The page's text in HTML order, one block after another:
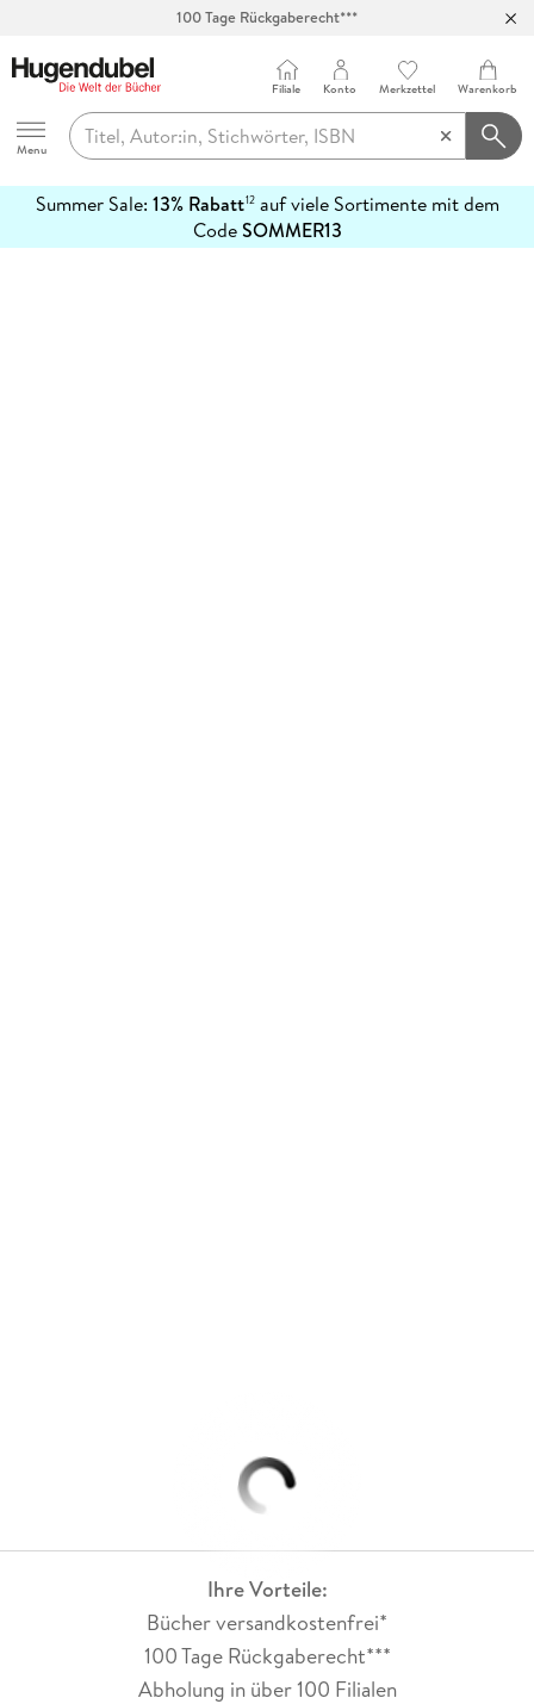
100 Tage Rückgaberecht***
Hugendubel
Menu
Filiale Konto Merkzettel Warenkorb
Summer Sale: 13% Rabatt12auf viele Sortimente mit dem
CodeSOMMER13
erfahren
Ihre Vorteile:
Bücher versandkostenfrei*
100 Tage Rückgaberecht***
Abholung in über 100 Filialen